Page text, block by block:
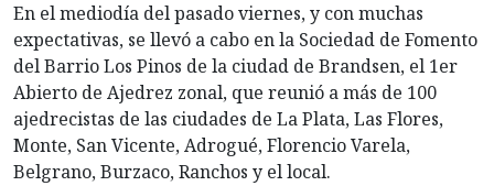
En el mediodía del pasado viernes, y con muchas
expectativas, se llevó a cabo en la Sociedad de Fomento
del Barrio Los Pinos de la ciudad de Brandsen, el 1er
Abierto de Ajedrez zonal, que reunió a más de 100
ajedrecistas de las ciudades de La Plata, Las Flores,
Monte, San Vicente, Adrogué, Florencio Varela,
Belgrano, Burzaco, Ranchos y el local.